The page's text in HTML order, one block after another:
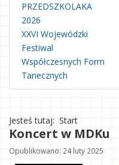
PRZEDSZKOLAKA
2026
XXVI Wojewódzki
Festiwal
Współczesnych Form
Tanecznych
Jesteś tutaj: Start
Koncert w MDKu
Opublikowano: 24 luty 2025